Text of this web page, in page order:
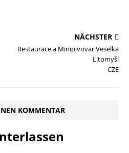
NÄCHSTER
Restaurace a Minipivovar Veselka
Litomyšl
CZE
KOMMENTAR